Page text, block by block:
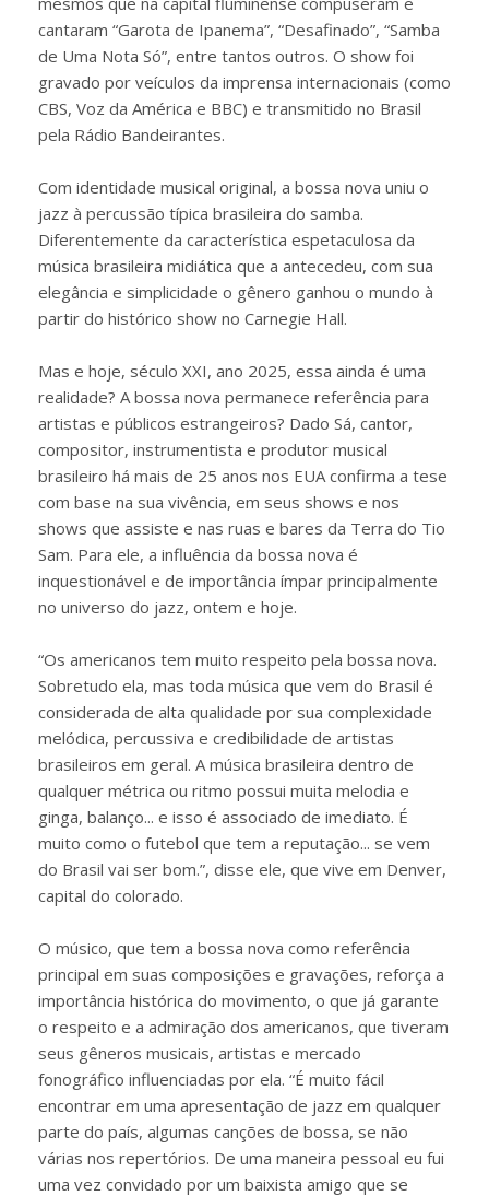
cantaram “Garota de Ipanema”, “Desafinado”, “Samba
de Uma Nota Só”, entre tantos outros. O show foi
gravado por veículos da imprensa internacionais (como
CBS, Voz da América e BBC) e transmitido no Brasil
pela Rádio Bandeirantes.
Com identidade musical original, a bossa nova uniu o
jazz à percussão típica brasileira do samba.
Diferentemente da característica espetaculosa da
música brasileira midiática que a antecedeu, com sua
elegância e simplicidade o gênero ganhou o mundo à
partir do histórico show no Carnegie Hall.
Mas e hoje, século XXI, ano 2025, essa ainda é uma
realidade? A bossa nova permanece referência para
artistas e públicos estrangeiros? Dado Sá, cantor,
compositor, instrumentista e produtor musical
brasileiro há mais de 25 anos nos EUA confirma a tese
com base na sua vivência, em seus shows e nos
shows que assiste e nas ruas e bares da Terra do Tio
Sam. Para ele, a influência da bossa nova é
inquestionável e de importância ímpar principalmente
no universo do jazz, ontem e hoje.
“Os americanos tem muito respeito pela bossa nova.
Sobretudo ela, mas toda música que vem do Brasil é
considerada de alta qualidade por sua complexidade
melódica, percussiva e credibilidade de artistas
brasileiros em geral. A música brasileira dentro de
qualquer métrica ou ritmo possui muita melodia e
ginga, balanço... e isso é associado de imediato. É
muito como o futebol que tem a reputação... se vem
do Brasil vai ser bom.”, disse ele, que vive em Denver,
capital do colorado.
O músico, que tem a bossa nova como referência
principal em suas composições e gravações, reforça a
importância histórica do movimento, o que já garante
o respeito e a admiração dos americanos, que tiveram
seus gêneros musicais, artistas e mercado
fonográfico influenciadas por ela. “É muito fácil
encontrar em uma apresentação de jazz em qualquer
parte do país, algumas canções de bossa, se não
várias nos repertórios. De uma maneira pessoal eu fui
uma vez convidado por um baixista amigo que se